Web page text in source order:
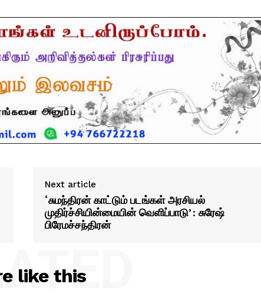
Next article
‘சுமந்திரன் காட்டும் படங்கள் அரசியல்
முதிர்ச்சியின்மையின் வெளிப்பாடு’: சுரேஷ்
பிரேமச்சந்திரன்
like this